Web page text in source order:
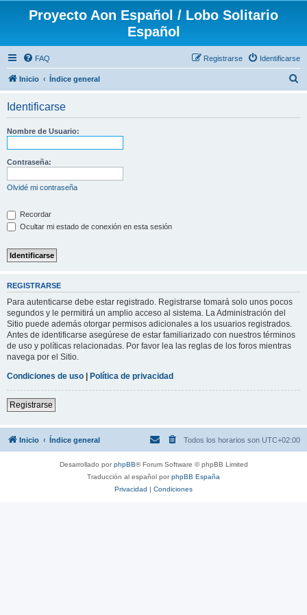
Proyecto Aon Español / Lobo Solitario
Español
FAQ Identificarse
Registrarse
Inicio Índice general
Identificarse
Nombre de Usuario:
Contraseña:
Olvidé mi contraseña
Recordar
Ocultar mi estado de conexión en esta sesión
REGISTRARSE
Para autenticarse debe estar registrado. Registrarse tomará solo unos pocos
segundos y le permitirá un amplio acceso al sistema. La Administración del
Sitio puede además otorgar permisos adicionales a los usuarios registrados.
Antes de identificarse asegúrese de estar familiarizado con nuestros términos
de uso y políticas relacionadas. Por favor lea las reglas de los foros mientras
navega por el Sitio.
Condiciones de uso | Política de privacidad
Registrarse
Inicio Índice general Todos los horarios son UTC+02:00
Desarrollado porphpBB® Forum Software © phpBB Limited
Traducción al español porphpBB España
Privacidad | Condiciones